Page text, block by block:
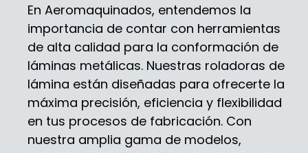
En Aeromaquinados, entendemos la
importancia de contar con herramientas
de alta calidad para la conformación de
láminas metálicas. Nuestras roladoras de
lámina están diseñadas para ofrecerte la
máxima precisión, eficiencia y flexibilidad
en tus procesos de fabricación. Con
nuestra amplia gama de modelos,